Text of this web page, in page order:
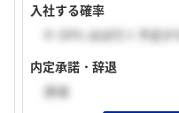
入社する確率
0~20% ほぼ行く予定が
内定承諾・辞退
辞退